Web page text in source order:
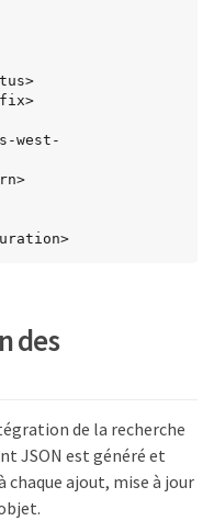
des
de la recherche
JSON est généré et
ajout, mise à jour